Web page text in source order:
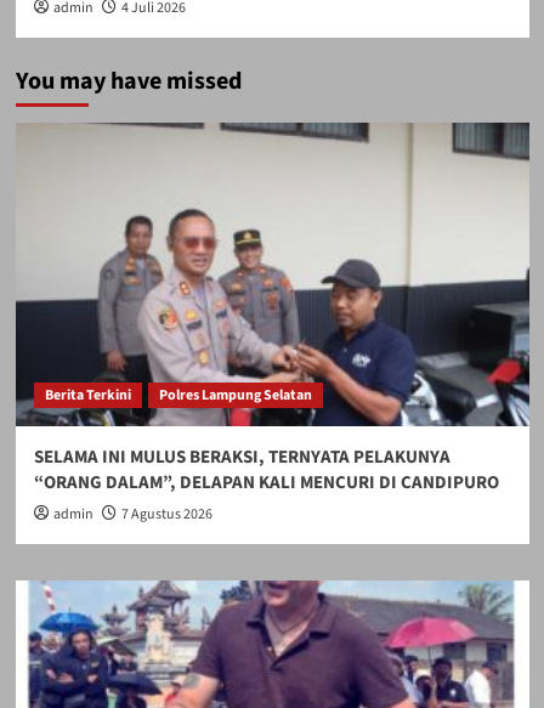
admin 4 Juli 2026
You may have missed
Berita Terkini Polres Lampung Selatan
SELAMA INI MULUS BERAKSI, TERNYATA PELAKUNYA
“ORANG DALAM”, DELAPAN KALI MENCURI DI CANDIPURO
admin 7 Agustus 2026